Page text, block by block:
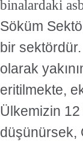
binalardaki
Söküm
bir
olarak
eritilmekte,
Ülkemizin
düşünürsek,